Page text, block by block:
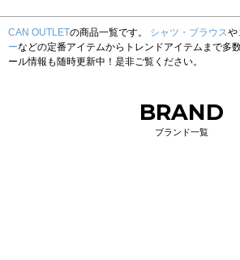
CAN OUTLETの商品一覧です。 シャツ・ブラウスや
ーなどの定番アイテムからトレンドアイテムまで多
ール情報も随時更新中！是非ご覧ください。
BRAND
ブランド一覧